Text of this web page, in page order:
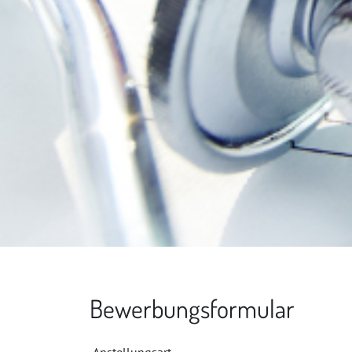
Bewerbungsformular